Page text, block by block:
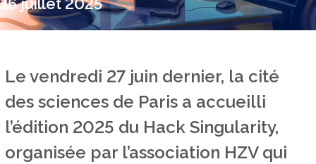
16 juillet 2025
Le vendredi 27 juin dernier, la cité
des sciences de Paris a accueilli
l’édition 2025 du Hack Singularity,
organisée par l’association HZV qui